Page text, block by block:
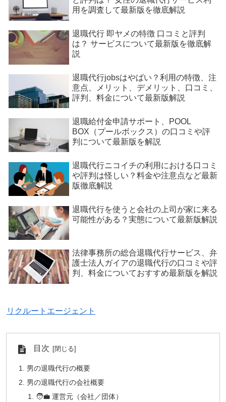
用を調査して最新版を徹底解説
退職代行 即ヤメの特徴 口コミと評判
は？ サービスについて最新版を徹底解
説
退職代行jobsはやばい？利用の特徴、注
意点、メリット、デメリット、口コミ、
評判、料金について最新版解説
退職給付金申請サポート、POOL
BOX（プールボックス）の口コミや評
判について最新版を解説
退職代行ニコイチの利用における口コミ
や評判は怪しい？料金や注意点など最新
版徹底解説
退職代行を使うと会社の上司が家に来る
可能性がある？実態について最新版解説
法律事務所の総合退職代行サービス、弁
護士法人ガイアの退職代行の口コミや評
判、料金についておすすめ最新版を解説
リクルートエージェント
目次
男の退職代行の概要
男の退職代行の会社概要
🧑‍💼 運営元（会社／団体）